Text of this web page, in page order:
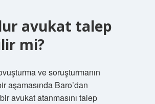
avukat talep
mi?
ve soruşturmanın
aşamasında Baro’dan
avukat atanmasını talep